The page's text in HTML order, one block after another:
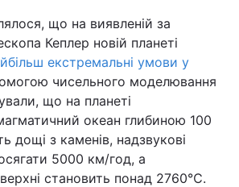
що на виявленій за
Кеплер новій планеті
екстремальні умови у
чисельного моделювання
що на планеті
океан глибиною 100
дощі з каменів, надзвукові
5000 км/год, а
становить понад 2760℃.